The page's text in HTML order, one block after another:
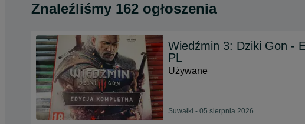
Znaleźliśmy 162 ogłoszenia
Wiedźmin 3: Dziki Gon -
PL
Używane
Suwałki - 05 sierpnia 2026